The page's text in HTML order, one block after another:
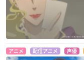
ブブキ・ブランキ 星
の巨人
間絶美
アニメ 配信アニメ 声優